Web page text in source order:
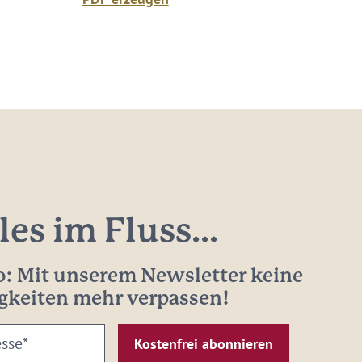
im Fluss...
Mit unserem Newsletter keine
mehr verpassen!